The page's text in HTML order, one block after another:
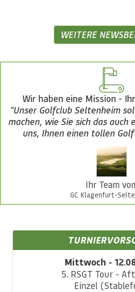
WEITERE
Wir haben eine Mission -
"Unser Golfclub Seltenheim
machen, wie Sie sich das
uns, Ihnen einen tollen
Ihr Team
GC Klagenfurt-
Mittwoch -
5. RSGT Tour -
Einzel